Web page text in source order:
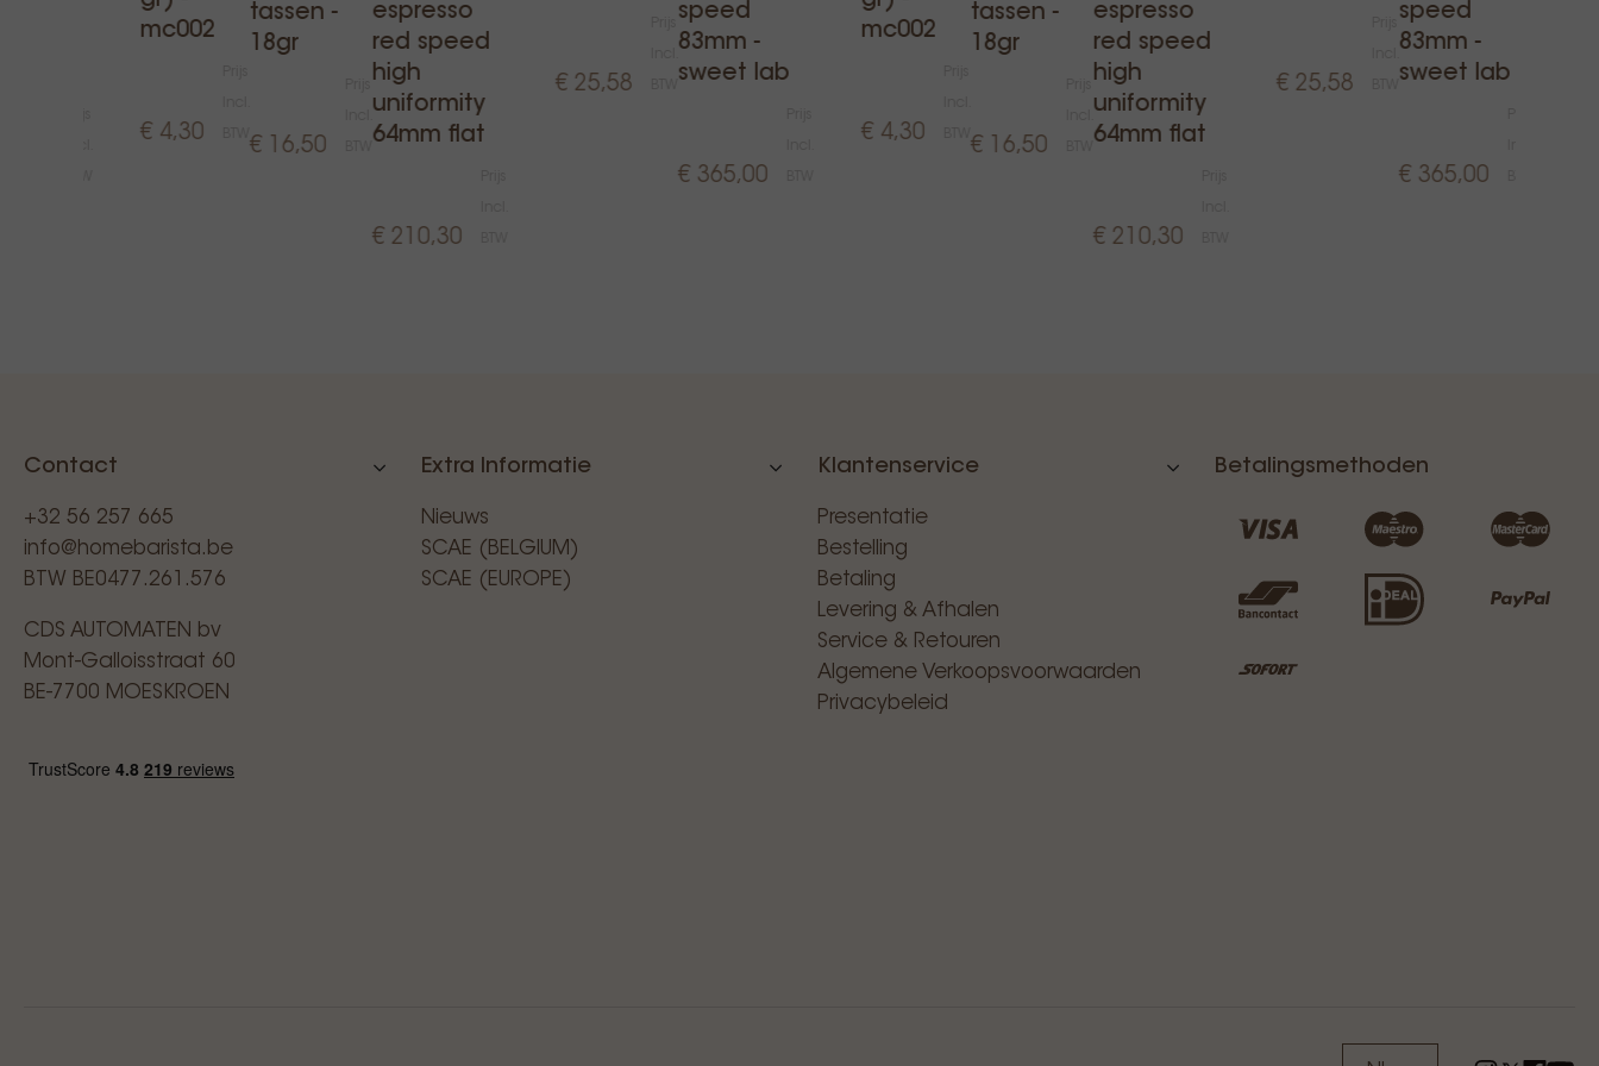
mc002
€ 4,30
tassen -
18gr
€ 16,50
espresso
red speed
high
uniformity
64mm flat
€ 210,30
€ 25,58
speed
83mm -
sweet lab
€ 365,00
mc002
€ 4,30
tassen -
18gr
€ 16,50
espresso
red speed
high
uniformity
64mm flat
€ 210,30
€ 25,58
speed
83mm -
sweet lab
€ 365,00
Contact
+32 56 257 665
info@homebarista.be
BTW BE0477.261.576
CDS AUTOMATEN bv
Mont-Galloisstraat 60
BE-7700 MOESKROEN
Extra Informatie
Nieuws
SCAE (BELGIUM)
SCAE (EUROPE)
Klantenservice
Presentatie
Bestelling
Betaling
Levering & Afhalen
Service & Retouren
Algemene Verkoopsvoorwaarden
Privacybeleid
Betalingsmethoden